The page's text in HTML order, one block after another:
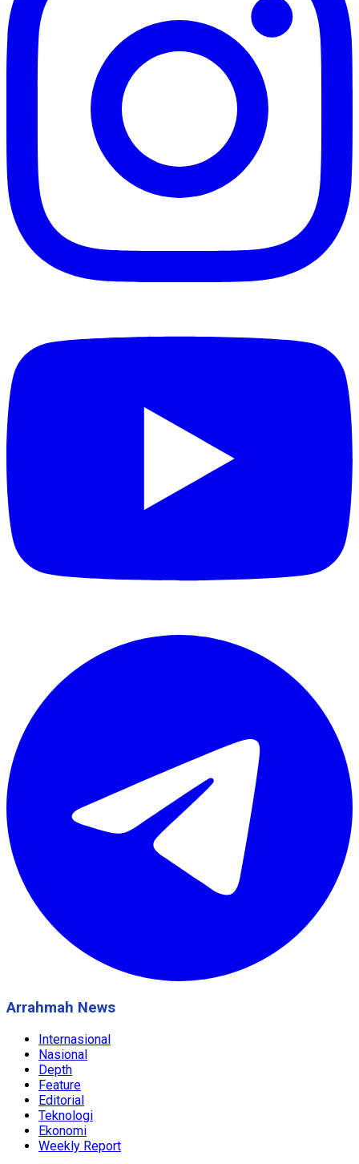
Arrahmah News
Internasional
Nasional
Depth
Feature
Editorial
Teknologi
Ekonomi
Weekly Report